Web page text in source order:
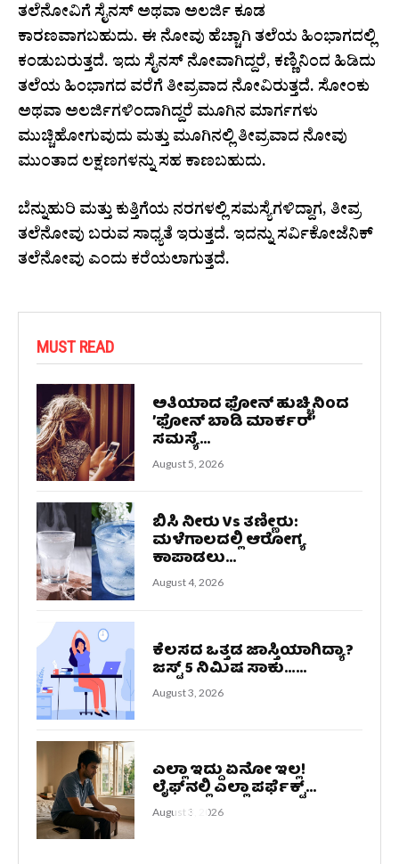
ತಲೆನೋವಿಗೆ ಸೈನಸ್ ಅಥವಾ ಅಲರ್ಜಿ ಕೂಡ
ಕಾರಣವಾಗಬಹುದು. ಈ ನೋವು ಹೆಚ್ಚಾಗಿ ತಲೆಯ ಹಿಂಭಾಗದಲ್ಲಿ
ಕಂಡುಬರುತ್ತದೆ. ಇದು ಸೈನಸ್ ನೋವಾಗಿದ್ದರೆ, ಕಣ್ಣಿನಿಂದ ಹಿಡಿದು
ತಲೆಯ ಹಿಂಭಾಗದ ವರೆಗೆ ತೀವ್ರವಾದ ನೋವಿರುತ್ತದೆ. ಸೋಂಕು
ಅಥವಾ ಅಲರ್ಜಿಗಳಿಂದಾಗಿದ್ದರೆ ಮೂಗಿನ ಮಾರ್ಗಗಳು
ಮುಚ್ಚಿಹೋಗುವುದು ಮತ್ತು ಮೂಗಿನಲ್ಲಿ ತೀವ್ರವಾದ ನೋವು
ಮುಂತಾದ ಲಕ್ಷಣಗಳನ್ನು ಸಹ ಕಾಣಬಹುದು.
ಬೆನ್ನುಹುರಿ ಮತ್ತು ಕುತ್ತಿಗೆಯ ನರಗಳಲ್ಲಿ ಸಮಸ್ಯೆಗಳಿದ್ದಾಗ, ತೀವ್ರ
ತಲೆನೋವು ಬರುವ ಸಾಧ್ಯತೆ ಇರುತ್ತದೆ. ಇದನ್ನು ಸರ್ವಿಕೋಜೆನಿಕ್
ತಲೆನೋವು ಎಂದು ಕರೆಯಲಾಗುತ್ತದೆ.
MUST READ
ಅತಿಯಾದ ಫೋನ್‌ ಹುಚ್ಚಿನಿಂದ
ʼಫೋನ್‌ ಬಾಡಿ ಮಾರ್ಕರ್‌ʼ
ಸಮಸ್ಯೆ...
August 5, 2026
ಬಿಸಿ ನೀರು Vs ತಣ್ಣೀರು:
ಮಳೆಗಾಲದಲ್ಲಿ ಆರೋಗ್ಯ
ಕಾಪಾಡಲು...
August 4, 2026
ಕೆಲಸದ ಒತ್ತಡ ಜಾಸ್ತಿಯಾಗಿದ್ಯಾ?
ಜಸ್ಟ್‌ 5 ನಿಮಿಷ ಸಾಕು…...
August 3, 2026
ಎಲ್ಲಾ ಇದ್ದು ಏನೋ ಇಲ್ಲ!
ಲೈಫ್‌ನಲ್ಲಿ ಎಲ್ಲಾ ಪರ್ಫೆಕ್ಟ್...
August 3, 2026